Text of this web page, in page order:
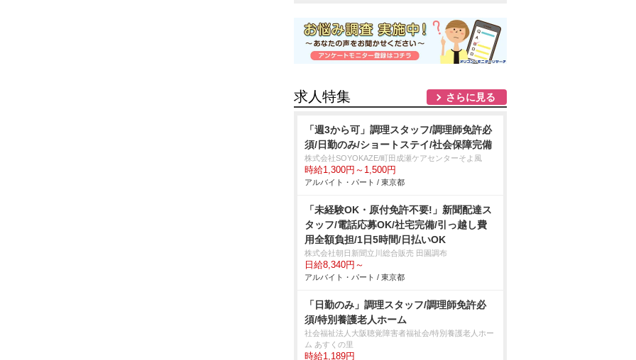
求人特集 さらに見る
「週3から可」調理スタッフ/調理師免許必
須/日勤のみ/ショートステイ/社会保障完備
株式会社SOYOKAZE/町田成瀬ケアセンターそよ風
時給1,300円～1,500円
アルバイト・パート / 東京都
「未経験OK・原付免許不要!」新聞配達ス
タッフ/電話応募OK/社宅完備/引っ越し費
用全額負担/1日5時間/日払いOK
株式会社朝日新聞立川総合販売 田園調布
日給8,340円～
アルバイト・パート / 東京都
「日勤のみ」調理スタッフ/調理師免許必
須/特別養護老人ホーム
社会福祉法人大阪聴覚障害者福祉会/特別養護老人ホー
ム あすくの里
時給1,189円